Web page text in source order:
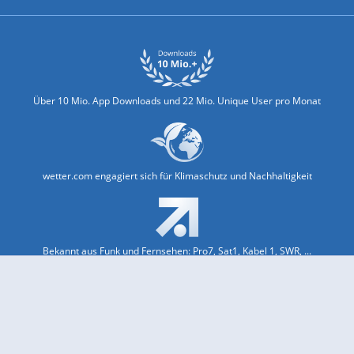
Über 10 Mio. App Downloads und 22 Mio. Unique User pro Monat
wetter.com engagiert sich für Klimaschutz und Nachhaltigkeit
Bekannt aus Funk und Fernsehen: Pro7, Sat1, Kabel 1, SWR, ...